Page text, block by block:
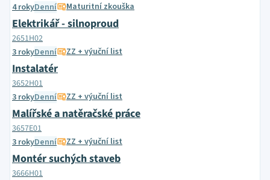
4 rokyDenní Maturitní zkouška
Elektrikář - silnoproud
2651H02
3 rokyDenní ZZ + výuční list
Instalatér
3652H01
3 rokyDenní ZZ + výuční list
Malířské a natěračské práce
3657E01
3 rokyDenní ZZ + výuční list
Montér suchých staveb
3666H01